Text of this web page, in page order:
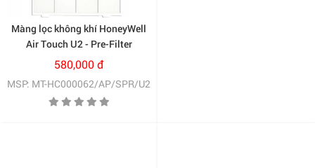
Màng lọc không khí HoneyWell
Air Touch U2 - Pre-Filter
(HC000062/AP/SPR/U2)
580,000 đ
MSP: MT-HC000062/AP/SPR/U2